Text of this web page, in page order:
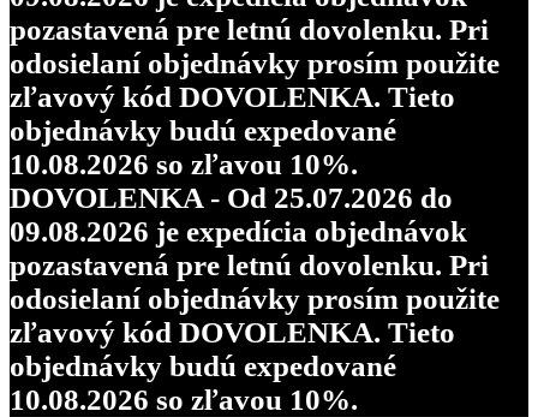
pozastavená pre letnú dovolenku. Pri
odosielaní objednávky prosím použite
zľavový kód DOVOLENKA. Tieto
objednávky budú expedované
10.08.2026 so zľavou 10%.
DOVOLENKA - Od 25.07.2026 do
09.08.2026 je expedícia objednávok
pozastavená pre letnú dovolenku. Pri
odosielaní objednávky prosím použite
zľavový kód DOVOLENKA. Tieto
objednávky budú expedované
10.08.2026 so zľavou 10%.